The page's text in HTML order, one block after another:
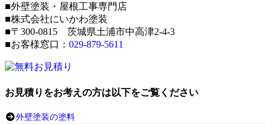
■外壁塗装・屋根工事専門店
■株式会社にいかわ塗装
■〒300-0815 茨城県土浦市中高津2-4-3
■お客様窓口： 029-879-5611
お見積りをお考えの方は以下をご覧ください
外壁塗装の塗料